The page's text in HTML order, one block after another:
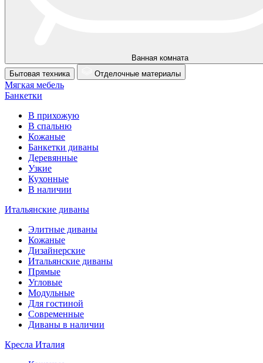
Ванная комната
Бытовая техника
Отделочные материалы
Мягкая мебель
Банкетки
В прихожую
В спальню
Кожаные
Банкетки диваны
Деревянные
Узкие
Кухонные
В наличии
Итальянские диваны
Элитные диваны
Кожаные
Дизайнерские
Итальянские диваны
Прямые
Угловые
Модульные
Для гостиной
Современные
Диваны в наличии
Кресла Италия